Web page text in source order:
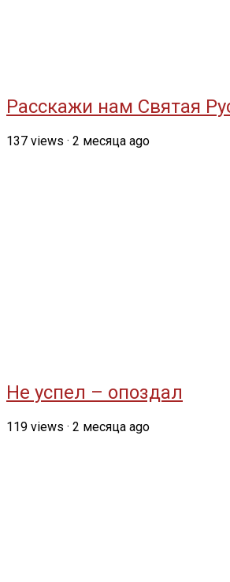
Расскажи нам Святая
137 views · 2 месяца ago
Не успел – опоздал
119 views · 2 месяца ago